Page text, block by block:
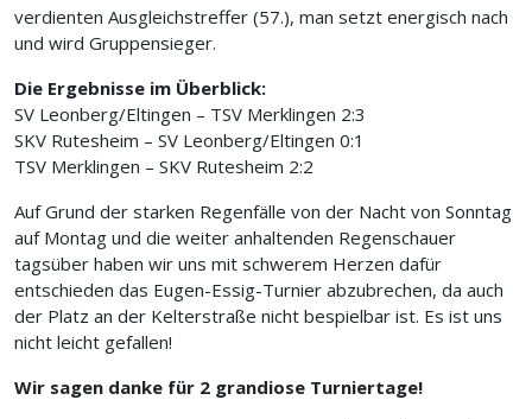
verdienten Ausgleichstreffer (57.), man setzt energisch nach
und wird Gruppensieger.
Die Ergebnisse im Überblick:
SV Leonberg/Eltingen – TSV Merklingen 2:3
SKV Rutesheim – SV Leonberg/Eltingen 0:1
TSV Merklingen – SKV Rutesheim 2:2
Auf Grund der starken Regenfälle von der Nacht von Sonntag
auf Montag und die weiter anhaltenden Regenschauer
tagsüber haben wir uns mit schwerem Herzen dafür
entschieden das Eugen-Essig-Turnier abzubrechen, da auch
der Platz an der Kelterstraße nicht bespielbar ist. Es ist uns
nicht leicht gefallen!
Wir sagen danke für 2 grandiose Turniertage!